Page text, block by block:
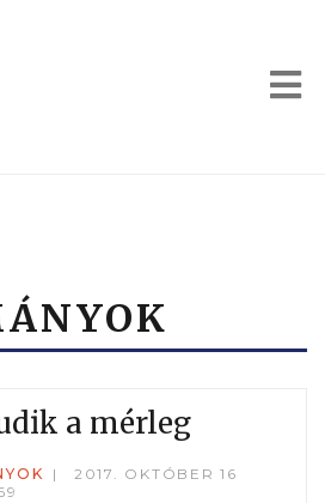
a mérleg
2017. OKTÓBER 16